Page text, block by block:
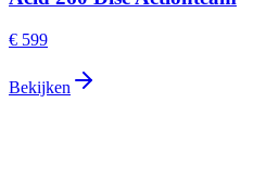
€ 599
Bekijken